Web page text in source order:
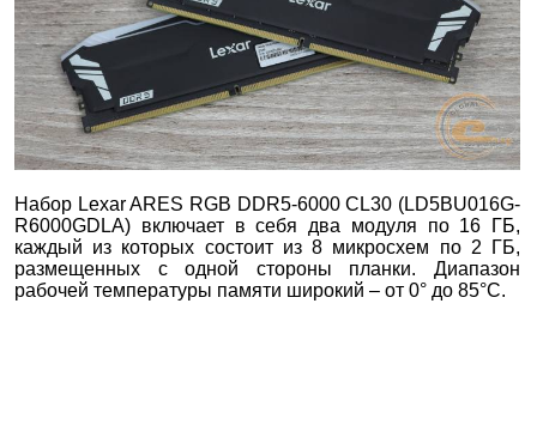
Набор Lexar ARES RGB DDR5-6000 CL30 (LD5BU016G-
R6000GDLA) включает в себя два модуля по 16 ГБ,
каждый из которых состоит из 8 микросхем по 2 ГБ,
размещенных с одной стороны планки. Диапазон
рабочей температуры памяти широкий – от 0° до 85°C.